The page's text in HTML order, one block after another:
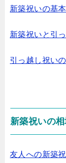
新築祝いの基
新築祝いと引
引っ越し祝い
新築祝いの
友人への新築